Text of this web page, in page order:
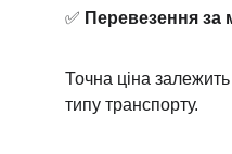
✅ Перевезення за
Точна ціна залежить
типу транспорту.